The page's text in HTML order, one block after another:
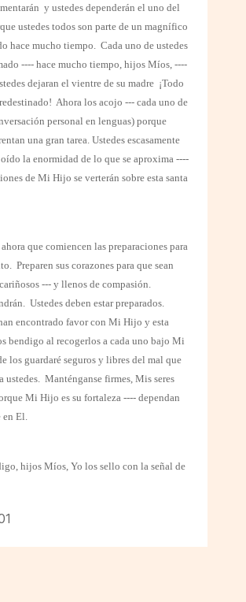
y ustedes dependerán el uno del
ustedes todos son parte de un magnífico
hace mucho tiempo. Cada uno de ustedes
---- hace mucho tiempo, hijos Míos, ----
dejaran el vientre de su madre ¡Todo
Ahora los acojo --- cada uno de
personal en lenguas) porque
una gran tarea. Ustedes escasamente
la enormidad de lo que se aproxima ----
de Mi Hijo se verterán sobre esta santa
que comiencen las preparaciones para
Preparen sus corazones para que sean
--- y llenos de compasión.
Ustedes deben estar preparados.
encontrado favor con Mi Hijo y esta
bendigo al recogerlos a cada uno bajo Mi
los guardaré seguros y libres del mal que
ustedes. Manténganse firmes, Mis seres
Mi Hijo es su fortaleza ---- dependan
en El.
hijos Míos, Yo los sello con la señal de